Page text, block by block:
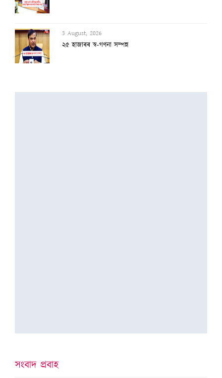
3 August, 2026
২৫ হাজাৰৰ স্ব-গণনা সম্পন্ন
অসমৰ বানক ৰাষ্ট্ৰীয় সমস্যা ঘোষণাৰ দাবীত...
সংবাদ প্ৰবাহ